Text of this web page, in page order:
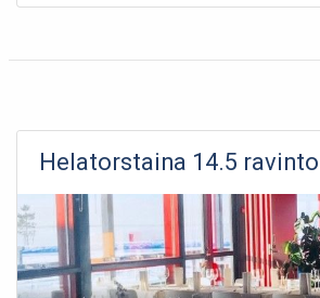
Helatorstaina 14.5